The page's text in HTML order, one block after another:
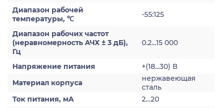
Диапазон рабочей
температуры, ℃
-55:125
Диапазон рабочих частот
(неравномерность АЧХ ± 3 дБ),
Гц
0.2...15 000
Напряжение питания
+(18...30) В
Материал корпуса
нержавеющая
сталь
Ток питания, мА
2…20